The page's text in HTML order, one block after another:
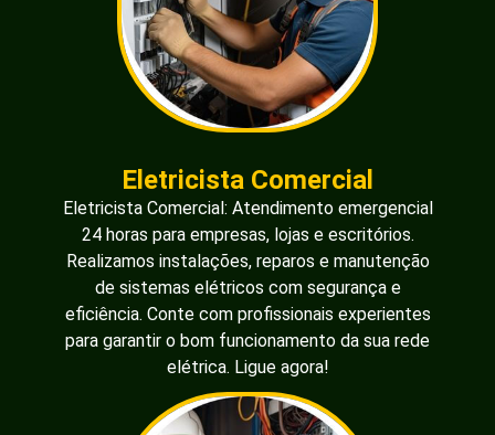
Eletricista Comercial
Eletricista Comercial: Atendimento emergencial
24 horas para empresas, lojas e escritórios.
Realizamos instalações, reparos e manutenção
de sistemas elétricos com segurança e
eficiência. Conte com profissionais experientes
para garantir o bom funcionamento da sua rede
elétrica. Ligue agora!